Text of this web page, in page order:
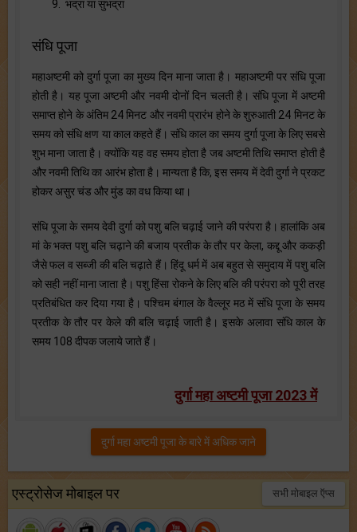
9. भद्रा या सुभद्रा
संधि पूजा
महाअष्टमी को दुर्गा पूजा का मुख्य दिन माना जाता है। महाअष्टमी पर संधि पूजा
होती है। यह पूजा अष्टमी और नवमी दोनों दिन चलती है। संधि पूजा में अष्टमी
समाप्त होने के अंतिम 24 मिनट और नवमी प्रारंभ होने के शुरुआती 24 मिनट के
समय को संधि क्षण या काल कहते हैं। संधि काल का समय दुर्गा पूजा के लिए सबसे
शुभ माना जाता है। क्योंकि यह वह समय होता है जब अष्टमी तिथि समाप्त होती है
और नवमी तिथि का आरंभ होता है। मान्यता है कि, इस समय में देवी दुर्गा ने प्रकट
होकर असुर चंड और मुंड का वध किया था।
संधि पूजा के समय देवी दुर्गा को पशु बलि चढ़ाई जाने की परंपरा है। हालांकि अब
मां के भक्त पशु बलि चढ़ाने की बजाय प्रतीक के तौर पर केला, कद्दू और ककड़ी
जैसे फल व सब्जी की बलि चढ़ाते हैं। हिंदू धर्म में अब बहुत से समुदाय में पशु बलि
को सही नहीं माना जाता है। पशु हिंसा रोकने के लिए बलि की परंपरा को पूरी तरह
प्रतिबंधित कर दिया गया है। पश्चिम बंगाल के वैल्लूर मठ में संधि पूजा के समय
प्रतीक के तौर पर केले की बलि चढ़ाई जाती है। इसके अलावा संधि काल के
समय 108 दीपक जलाये जाते हैं।
दुर्गा महा अष्टमी पूजा 2023 में
दुर्गा महा अष्टमी पूजा के बारे में अधिक जाने
एस्ट्रोसेज मोबाइल पर सभी मोबाइल ऍप्स